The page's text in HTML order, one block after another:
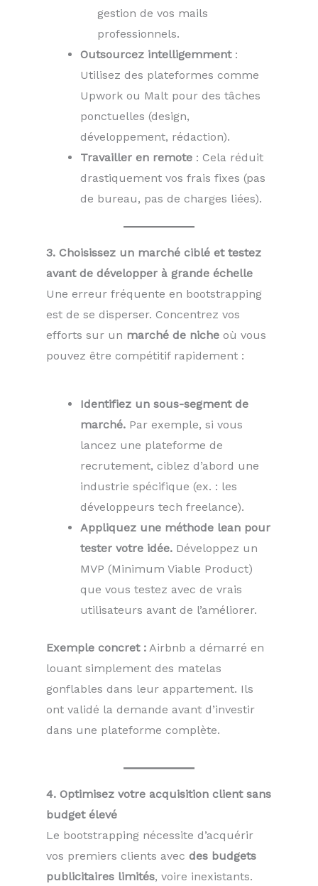
gestion de vos mails
professionnels.
Outsourcez intelligemment:
Utilisez des plateformes comme
Upwork ou Malt pour des tâches
ponctuelles (design,
développement, rédaction).
Travailler en remote : Cela réduit
drastiquement vos frais fixes (pas
de bureau, pas de charges liées).
3. Choisissez un marché ciblé et testez
avant de développer à grande échelle
Une erreur fréquente en bootstrapping
est de se disperser. Concentrez vos
efforts sur un marché de niche où vous
pouvez être compétitif rapidement :
Identifiez un sous-segment de
marché. Par exemple, si vous
lancez une plateforme de
recrutement, ciblez d’abord une
industrie spécifique (ex. : les
développeurs tech freelance).
Appliquez une méthode lean pour
tester votre idée. Développez un
MVP (Minimum Viable Product)
que vous testez avec de vrais
utilisateurs avant de l’améliorer.
Exemple concret : Airbnb a démarré en
louant simplement des matelas
gonflables dans leur appartement. Ils
ont validé la demande avant d’investir
dans une plateforme complète.
4. Optimisez votre acquisition client sans
budget élevé
Le bootstrapping nécessite d’acquérir
vos premiers clients avec des budgets
publicitaires limités, voire inexistants.